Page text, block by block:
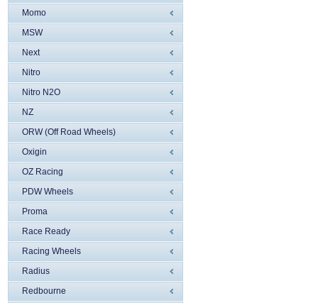
Momo
MSW
Next
Nitro
Nitro N2O
NZ
ORW (Off Road Wheels)
Oxigin
OZ Racing
PDW Wheels
Proma
Race Ready
Racing Wheels
Radius
Redbourne